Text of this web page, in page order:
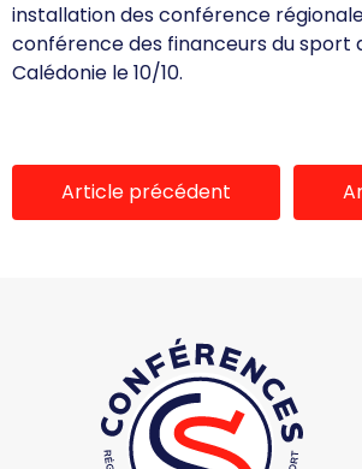
installation des conférence
conférence des financeurs du sport
Calédonie le 10/10.
Article précédent